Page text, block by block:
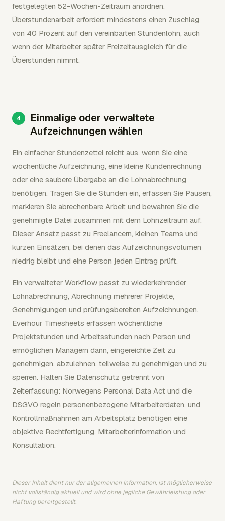
festgelegten 52-Wochen-Zeitraum anordnen.
Überstundenarbeit erfordert mindestens einen Zuschlag
von 40 Prozent auf den vereinbarten Stundenlohn, auch
wenn der Mitarbeiter später Freizeitausgleich für die
Überstunden nimmt.
Einmalige oder verwaltete
Aufzeichnungen wählen
Ein einfacher Stundenzettel reicht aus, wenn Sie eine
wöchentliche Aufzeichnung, eine kleine Kundenrechnung
oder eine saubere Übergabe an die Lohnabrechnung
benötigen. Tragen Sie die Stunden ein, erfassen Sie Pausen,
markieren Sie abrechenbare Arbeit und bewahren Sie die
genehmigte Datei zusammen mit dem Lohnzeitraum auf.
Dieser Ansatz passt zu Freelancern, kleinen Teams und
kurzen Einsätzen, bei denen das Aufzeichnungsvolumen
niedrig bleibt und eine Person jeden Eintrag prüft.
Ein verwalteter Workflow passt zu wiederkehrender
Lohnabrechnung, Abrechnung mehrerer Projekte,
Genehmigungen und prüfungsbereiten Aufzeichnungen.
Everhour Timesheets erfassen wöchentliche
Projektstunden und Arbeitsstunden nach Person und
ermöglichen Managern dann, eingereichte Zeit zu
genehmigen, abzulehnen, teilweise zu genehmigen und zu
sperren. Halten Sie Datenschutz getrennt von
Zeiterfassung: Norwegens Personal Data Act und die
DSGVO regeln personenbezogene Mitarbeiterdaten, und
Kontrollmaßnahmen am Arbeitsplatz benötigen eine
objektive Rechtfertigung, Mitarbeiterinformation und
Konsultation.
Dieser Inhalt dient nur der allgemeinen Information, ist möglicherweise
nicht vollständig aktuell und wird ohne jegliche Gewährleistung oder
Haftung bereitgestellt.